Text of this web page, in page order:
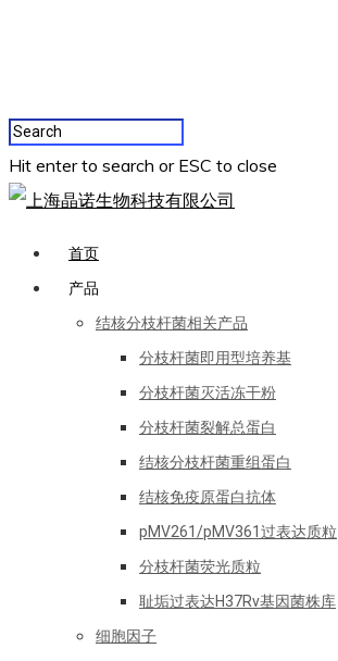
Hit enter to search or ESC to close
首页
产品
结核分枝杆菌相关产品
分枝杆菌即用型培养基
分枝杆菌灭活冻干粉
分枝杆菌裂解总蛋白
结核分枝杆菌重组蛋白
结核免疫原蛋白抗体
pMV261/pMV361过表达质粒
分枝杆菌荧光质粒
耻垢过表达H37Rv基因菌株库
细胞因子